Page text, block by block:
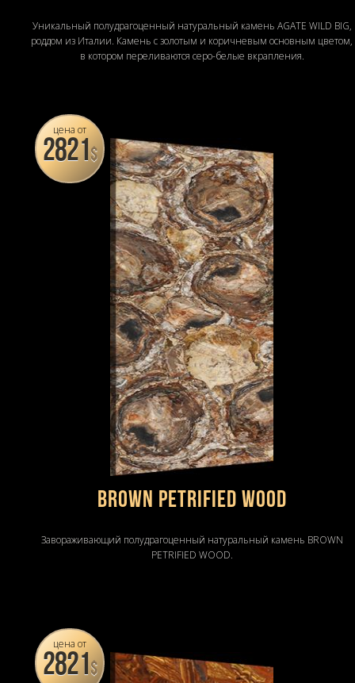
Уникальный полудрагоценный натуральный камень AGATE WILD BIG,
роддом из Италии. Камень с золотым и коричневым основным цветом,
в котором переливаются серо-белые вкрапления.
цена от
2821$
BROWN PETRIFIED WOOD
Завораживающий полудрагоценный натуральный камень BROWN
PETRIFIED WOOD.
цена от
2821$